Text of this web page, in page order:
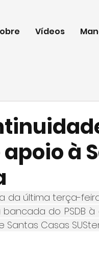
Vídeos
à
da última terça-
do PSDB
Casas